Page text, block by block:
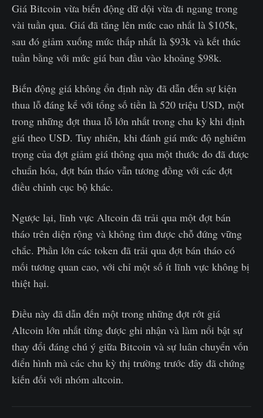
Giá Bitcoin vừa biến động dữ dội vừa đi ngang trong
vài tuần qua. Giá đã tăng lên mức cao nhất là $105k,
sau đó giảm xuống mức thấp nhất là $93k và kết thúc
tuần bằng với mức giá ban đầu vào khoảng $98k.
Biến động giá không ổn định này đã dẫn đến sự kiện
thua lỗ đáng kể với tổng số tiền là 520 triệu USD, một
trong những đợt thua lỗ lớn nhất trong chu kỳ khi định
giá theo USD. Tuy nhiên, khi đánh giá mức độ nghiêm
trọng của đợt giảm giá thông qua một thước đo đã được
chuẩn hóa, đợt bán tháo vẫn tương đồng với các đợt
điều chỉnh cục bộ khác.
Ngược lại, lĩnh vực Altcoin đã trải qua một đợt bán
tháo trên diện rộng và không tìm được chỗ đứng vững
chắc. Phần lớn các token đã trải qua đợt bán tháo có
mối tương quan cao, với chỉ một số ít lĩnh vực không bị
thiệt hại.
Điều này đã dẫn đến một trong những đợt rớt giá
Altcoin lớn nhất từng được ghi nhận và làm nổi bật sự
thay đổi đáng chú ý giữa Bitcoin và sự luân chuyển vốn
điển hình mà các chu kỳ thị trường trước đây đã chứng
kiến đối với nhóm altcoin.